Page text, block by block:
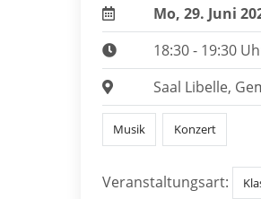
Mo, 29. Juni
18:30 - 19:30
Saal Libelle,
Musik Konzert
Veranstaltungsart: